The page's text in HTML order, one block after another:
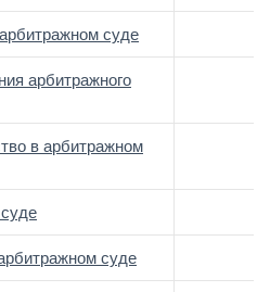
суде
арбитражного
в арбитражном
суде